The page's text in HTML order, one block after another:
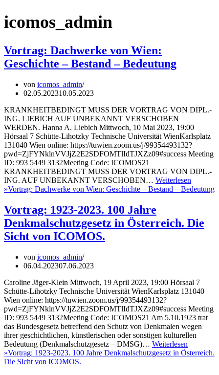
icomos_admin
Vortrag: Dachwerke von Wien:
Geschichte – Bestand – Bedeutung
von icomos_admin
02.05.202310.05.2023
KRANKHEITBEDINGT MUSS DER VORTRAG VON DIPL.-
ING. LIEBICH AUF UNBEKANNT VERSCHOBEN
WERDEN. Hanna A. Liebich Mittwoch, 10 Mai 2023, 19:00
Hörsaal 7 Schütte-Lihotzky Technische Universität WienKarlsplatz
131040 Wien online: https://tuwien.zoom.us/j/99354493132?
pwd=ZjFYNklnVVJjZ2E2SDFOMTlIdTJXZz09#success Meeting
ID: 993 5449 3132Meeting Code: ICOMOS21
KRANKHEITBEDINGT MUSS DER VORTRAG VON DIPL.-
ING. AUF UNBEKANNT VERSCHOBEN… Weiterlesen
»Vortrag: Dachwerke von Wien: Geschichte – Bestand – Bedeutung
Vortrag: 1923-2023. 100 Jahre
Denkmalschutzgesetz in Österreich. Die
Sicht von ICOMOS.
von icomos_admin
06.04.202307.06.2023
Caroline Jäger-Klein Mittwoch, 19 April 2023, 19:00 Hörsaal 7
Schütte-Lihotzky Technische Universität WienKarlsplatz 131040
Wien online: https://tuwien.zoom.us/j/99354493132?
pwd=ZjFYNklnVVJjZ2E2SDFOMTlIdTJXZz09#success Meeting
ID: 993 5449 3132Meeting Code: ICOMOS21 Am 5.10.1923 trat
das Bundesgesetz betreffend den Schutz von Denkmalen wegen
ihrer geschichtlichen, künstlerischen oder sonstigen kulturellen
Bedeutung (Denkmalschutzgesetz – DMSG)… Weiterlesen
»Vortrag: 1923-2023. 100 Jahre Denkmalschutzgesetz in Österreich.
Die Sicht von ICOMOS.